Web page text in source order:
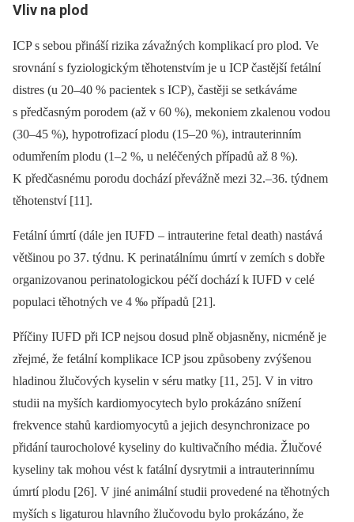
Vliv na plod
ICP s sebou přináší rizika závažných komplikací pro plod. Ve
srovnání s fyziologickým těhotenstvím je u ICP častější fetální
distres (u 20–40 % pacientek s ICP), častěji se setkáváme
s předčasným porodem (až v 60 %), mekoniem zkalenou vodou
(30–45 %), hypotrofizací plodu (15–20 %), intrauterinním
odumřením plodu (1–2 %, u neléčených případů až 8 %).
K předčasnému porodu dochází převážně mezi 32.–36. týdnem
těhotenství [11].
Fetální úmrtí (dále jen IUFD –⁠ intrauterine fetal death) nastává
většinou po 37. týdnu. K perinatálnímu úmrtí v zemích s dobře
organizovanou perinatologickou péčí dochází k IUFD v celé
populaci těhotných ve 4 ‰ případů [21].
Příčiny IUFD při ICP nejsou dosud plně objasněny, nicméně je
zřejmé, že fetální komplikace ICP jsou způsobeny zvýšenou
hladinou žlučových kyselin v séru matky [11, 25]. V in vitro
studii na myších kardiomyocytech bylo prokázáno snížení
frekvence stahů kardiomyocytů a jejich desynchronizace po
přidání taurocholové kyseliny do kultivačního média. Žlučové
kyseliny tak mohou vést k fatální dysrytmii a intrauterinnímu
úmrtí plodu [26]. V jiné animální studii provedené na těhotných
myších s ligaturou hlavního žlučovodu bylo prokázáno, že